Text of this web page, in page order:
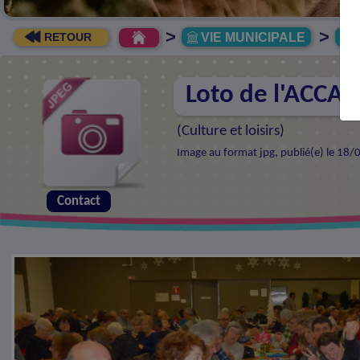
RETOUR > VIE MUNICIPALE >
Loto de l'ACCA
(Culture et loisirs)
Image au format jpg, publié(e) le
Contact